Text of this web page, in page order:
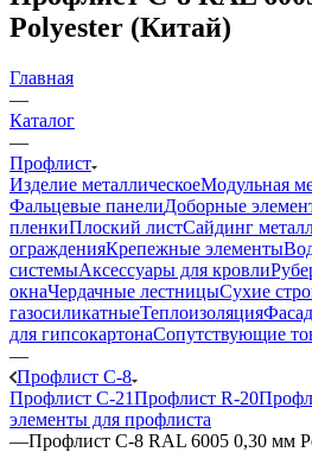
Polyester (Китай)
Главная
—
Каталог
—
Профлист
Изделие металлическоеМодульная
Фальцевые панелиДоборные
пленкиПлоский листСайдинг
огражденияКрепежные элементы
системыАксессуары для кровли
окнаЧердачные лестницыСухие
газосиликатныеТеплоизоляция
для гипсокартонаСопутствующие
—
Профлист C-8
Профлист C-21Профлист R-20
элементы для профлиста
—Профлист C-8 RAL 6005 0,30 мм